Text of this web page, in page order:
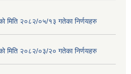
मिति २०८२/०५/१३ गतेका निर्णयहरु
मिति २०८२/०३/२० गतेका निर्णयहरु